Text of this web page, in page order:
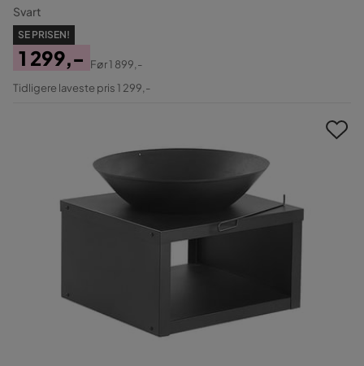
Svart
SE PRISEN!
Pris
1 299,-
Original
Før1 899,-
Tidligere laveste pris 1 299,-